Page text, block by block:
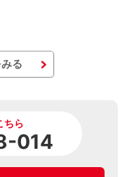
る
ちら
014